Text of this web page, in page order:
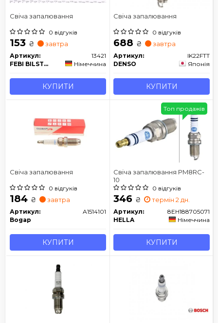
Свіча запалювання
0 відгуків
153 ₴ завтра
Артикул:
13421
FEBI BILSTEIN
Німеччина
КУПИТИ
Свіча запалювання
0 відгуків
688 ₴ завтра
Артикул:
IK22FTT
DENSO
Японія
КУПИТИ
Свіча запалювання
0 відгуків
184 ₴ завтра
Артикул:
A1514101
Bogap
КУПИТИ
Свіча запалювання PM8RC-
10
0 відгуків
346 ₴ термін 2 дн.
Артикул:
8EH188705071
HELLA
Німеччина
КУПИТИ
Топ продажів